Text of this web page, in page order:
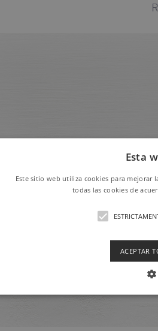
Esta
Este sitio web utiliza cookies para
todas las cookies de
ACEPTAR